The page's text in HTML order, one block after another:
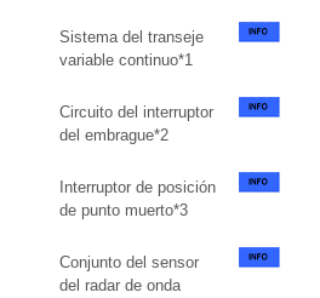
Sistema del transeje
variable continuo*1
Circuito del interruptor
del embrague*2
Interruptor de posición
de punto muerto*3
Conjunto del sensor
del radar de onda